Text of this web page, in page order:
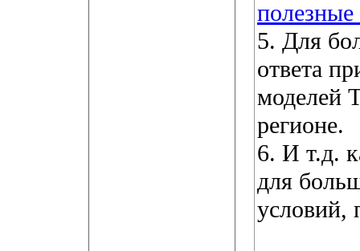
5. Для
ответа
моделей
регионе.
6. И т.д.
для
условий,